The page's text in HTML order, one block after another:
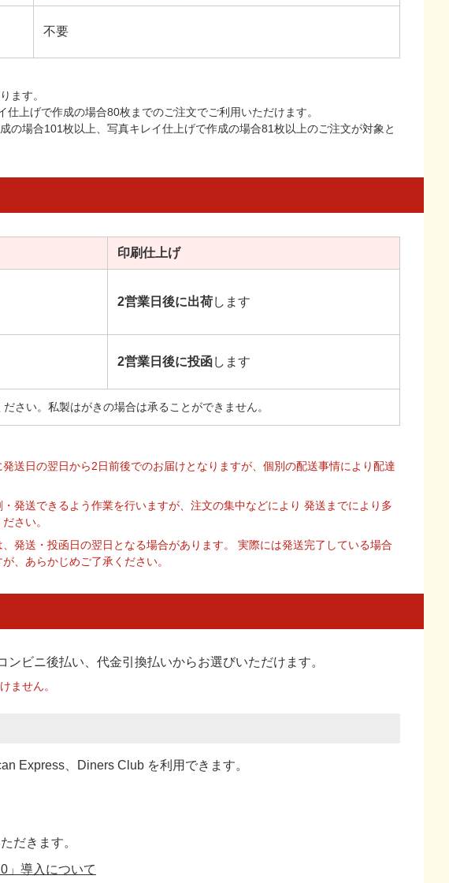
不要
ます。
上げで作成の場合80枚までのご注文でご利用いただけます。
の場合101枚以上、写真キレイ仕上げで作成の場合81枚以上のご注文が対象と
印刷仕上げ
2営業日後に出荷します
2営業日後に投函します
さい。私製はがきの場合は承ることができません。
送日の翌日から2日前後でのお届けとなりますが、個別の配送事情により配達
発送できるよう作業を行いますが、注文の集中などにより 発送までにより多
さい。
発送・投函日の翌日となる場合があります。 実際には発送完了している場合
、あらかじめご了承ください。
ンビニ後払い、代金引換払いからお選びいただけます。
ません。
Express、Diners Club を利用できます。
だきます。
」導入について